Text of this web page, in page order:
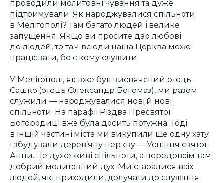
проводили молитовні чування та дуже
підтримували. Як народжувалися спільноти
в Мелітополі? Там багато людей і велике
запущення. Якщо ви просите дар любові
до людей, то там всюди наша Церква може
працювати, бо є кому служити.
У Мелітополі, як вже був висвячений отець
Сашко (отець Олександр Богомаз), ми разом
служили — народжувалися нові й нові
спільноти. На парафії Різдва Пресвятої
Богородиці вже була досить потужна. Тоді
в іншій частині міста ми викупили ще одну хату
і збудували дерев’яну церкву — Успіння святої
Анни. Це дуже живі спільноти, а передовсім там
добрий молитовний дух. Ми старалися всіх
людей, які приходили, долучати до служіння